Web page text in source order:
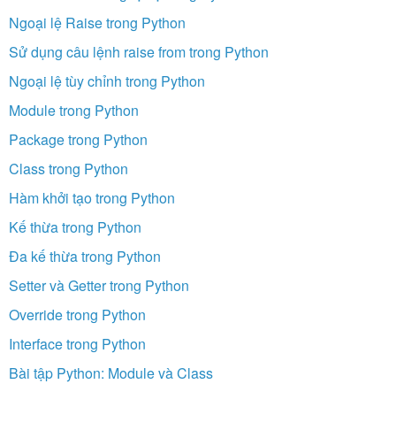
Ngoại lệ Raise trong Python
Sử dụng câu lệnh raise from trong Python
Ngoại lệ tùy chỉnh trong Python
Module trong Python
Package trong Python
Class trong Python
Hàm khởi tạo trong Python
Kế thừa trong Python
Đa kế thừa trong Python
Setter và Getter trong Python
Override trong Python
Interface trong Python
Bài tập Python: Module và Class